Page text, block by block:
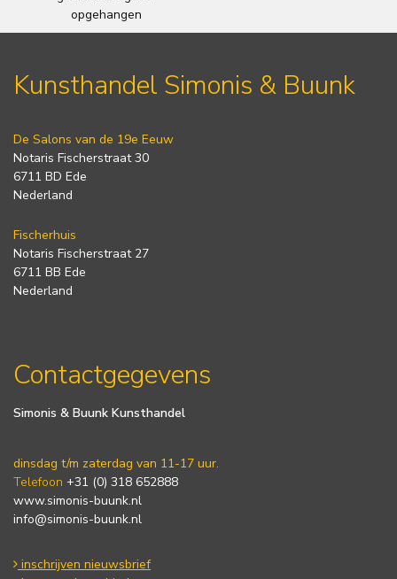
opgehangen
Kunsthandel Simonis & Buunk
De Salons van de 19e Eeuw
Notaris Fischerstraat 30
6711 BD Ede
Nederland
Fischerhuis
Notaris Fischerstraat 27
6711 BB Ede
Nederland
Contactgegevens
Simonis & Buunk Kunsthandel
dinsdag t/m zaterdag van 11-17 uur.
Telefoon +31 (0) 318 652888
www.simonis-buunk.nl
info@simonis-buunk.nl
inschrijven nieuwsbrief